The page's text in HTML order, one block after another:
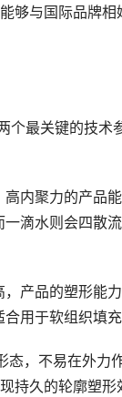
够与国际品牌相
个最关键的技术
内聚力的产品
滴水则会四散
，产品的塑形能
用于软组织填充
态，不易在外力
持久的轮廓塑形